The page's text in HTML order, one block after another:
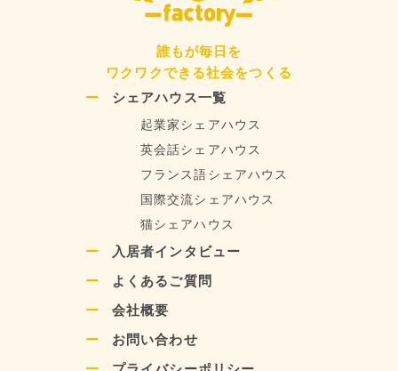
誰もが毎日を
ワクワクできる社会をつくる
シェアハウス一覧
起業家シェアハウス
英会話シェアハウス
フランス語シェアハウス
国際交流シェアハウス
猫シェアハウス
入居者インタビュー
よくあるご質問
会社概要
お問い合わせ